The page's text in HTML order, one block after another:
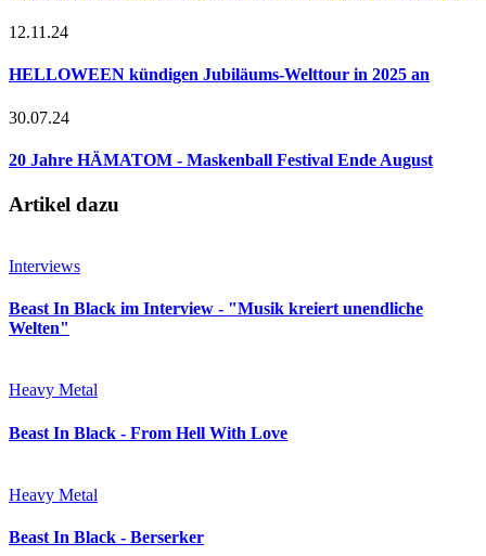
12.11.24
HELLOWEEN kündigen Jubiläums-Welttour in 2025 an
30.07.24
20 Jahre HÄMATOM - Maskenball Festival Ende August
Artikel dazu
Interviews
Beast In Black im Interview - "Musik kreiert unendliche
Welten"
Heavy Metal
Beast In Black - From Hell With Love
Heavy Metal
Beast In Black - Berserker